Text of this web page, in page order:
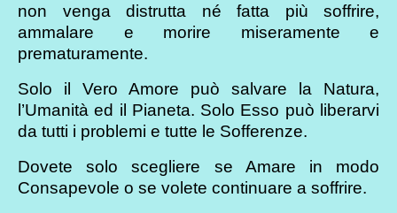
non venga distrutta né fatta più soffrire,
ammalare e morire miseramente e
prematuramente.
Solo il Vero Amore può salvare la Natura,
l’Umanità ed il Pianeta. Solo Esso può liberarvi
da tutti i problemi e tutte le Sofferenze.
Dovete solo scegliere se Amare in modo
Consapevole o se volete continuare a soffrire.